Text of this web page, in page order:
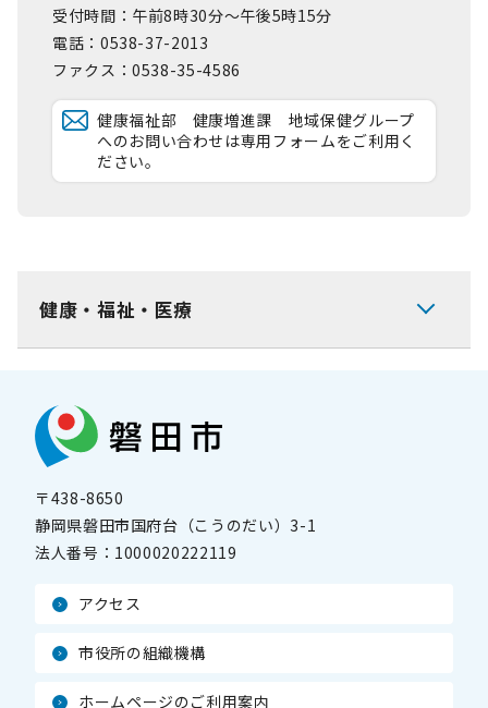
受付時間：午前8時30分～午後5時15分
電話：0538-37-2013
ファクス：0538-35-4586
健康福祉部 健康増進課 地域保健グループ
へのお問い合わせは専用フォームをご利用く
ださい。
健康・福祉・医療
〒438-8650
静岡県磐田市国府台（こうのだい）3-1
法人番号： 1000020222119
アクセス
市役所の組織機構
ホームページのご利用案内